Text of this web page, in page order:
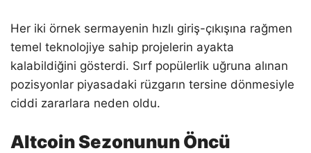
Her iki örnek sermayenin hızlı giriş-çıkışına rağmen
temel teknolojiye sahip projelerin ayakta
kalabildiğini gösterdi. Sırf popülerlik uğruna alınan
pozisyonlar piyasadaki rüzgarın tersine dönmesiyle
ciddi zararlara neden oldu.
Altcoin Sezonunun Öncü